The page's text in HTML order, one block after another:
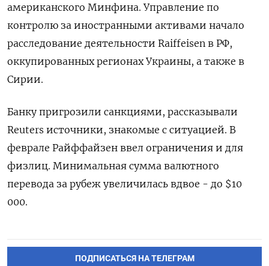
американского Минфина. Управление по
контролю за иностранными активами начало
расследование деятельности Raiffeisen в РФ,
оккупированных регионах Украины, а также в
Сирии.
Банку пригрозили санкциями, рассказывали
Reuters источники, знакомые с ситуацией. В
феврале Райффайзен ввел ограничения и для
физлиц. Минимальная сумма валютного
перевода за рубеж увеличилась вдвое - до $10
000.
ПОДПИСАТЬСЯ НА ТЕЛЕГРАМ